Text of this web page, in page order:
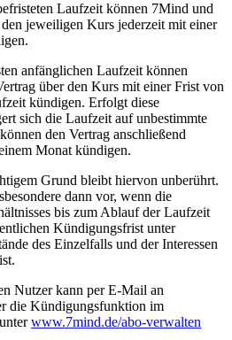
Laufzeit können 7Mind und
jeweiligen Kurs jederzeit mit einer
anfänglichen Laufzeit können
über den Kurs mit einer Frist von
kündigen. Erfolgt diese
sich die Laufzeit auf unbestimmte
den Vertrag anschließend
Monat kündigen.
Grund bleibt hiervon unberührt.
dann vor, wenn die
bis zum Ablauf der Laufzeit
Kündigungsfrist unter
des Einzelfalls und der Interessen
Nutzer kann per E-Mail an
die Kündigungsfunktion im
www.7mind.de/abo-verwalten